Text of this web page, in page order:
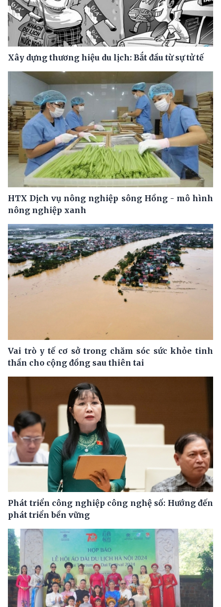
Xây dựng thương hiệu du lịch: Bắt đầu từ sự tử tế
HTX Dịch vụ nông nghiệp sông Hồng - mô hình
nông nghiệp xanh
Vai trò y tế cơ sở trong chăm sóc sức khỏe tinh
thần cho cộng đồng sau thiên tai
Phát triển công nghiệp công nghệ số: Hướng đến
phát triển bền vững